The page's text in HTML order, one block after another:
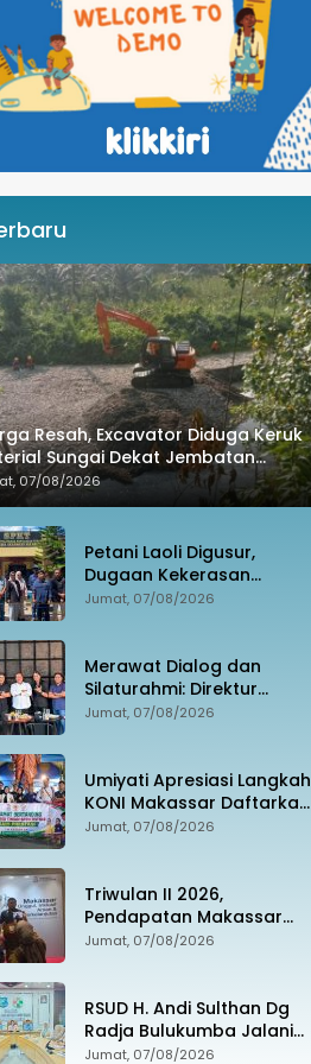
Resah, Excavator Diduga Keruk
Sungai Dekat Jembatan
Luwu Utara–Luwu Timur
07/08/2026
Petani Laoli Digusur,
Dugaan Kekerasan
Dilaporkan ke Polisi:
Disabilitas Jadi Korban
Jumat, 07/08/2026
Merawat Dialog dan
Silaturahmi: Direktur
Intelkam Polda Sulsel yang
Jumat, 07/08/2026
Umiyati Apresiasi Langkah
KONI Makassar Daftarkan
Seluruh Atlet PORPROV ke
Jumat, 07/08/2026
Triwulan II 2026,
Pendapatan Makassar
Capai 49 Persen, Surplus
Jumat, 07/08/2026
RSUD H. Andi Sulthan Dg
Radja Bulukumba Jalani
Evaluasi Komprehensif
Jumat, 07/08/2026